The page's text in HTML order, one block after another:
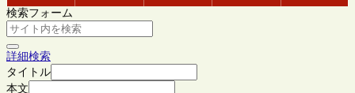
検索フォーム
詳細検索
タイトル
本文